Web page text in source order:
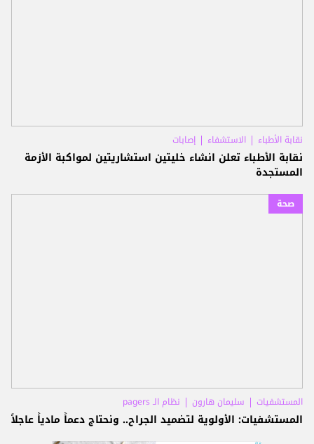
نقابة الأطباء الاستشفاء إصابات
نقابة الأطباء تعلن انشاء خليتين استشاريتين لمواكبة الأزمة
المستجدة
صحة
المستشفيات سليمان هارون نظام الـ pagers
المستشفيات: الأولوية لتضميد الجراح.. ونحتاج دعماً مادياً عاجلاً